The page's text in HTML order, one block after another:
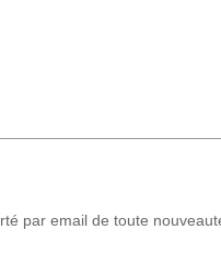
par email de toute